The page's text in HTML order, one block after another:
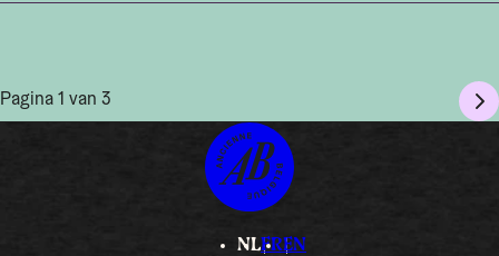
Pagina 1 van 3
NLFREN